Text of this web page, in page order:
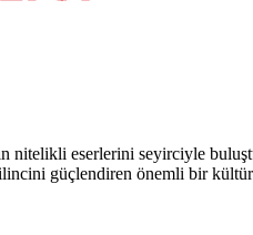
eserlerini seyirciyle
güçlendiren önemli bir kültür